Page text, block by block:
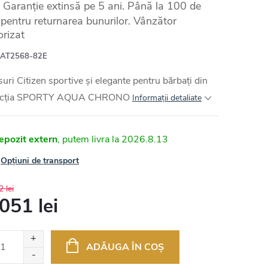
Garanție extinsă pe 5 ani. Până la 100 de
returnarea bunurilor. Vânzător
AT2568-82E
Citizen sportive și elegante pentru bărbați din
SPORTY AQUA CHRONO Informaţii detaliate
extern 2026.8.13
Opțiuni de transport
lei
lei
ADĂUGA ÎN COŞ